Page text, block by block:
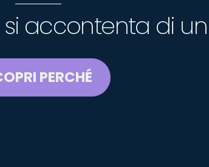
si accontenta di
PERCHÉ